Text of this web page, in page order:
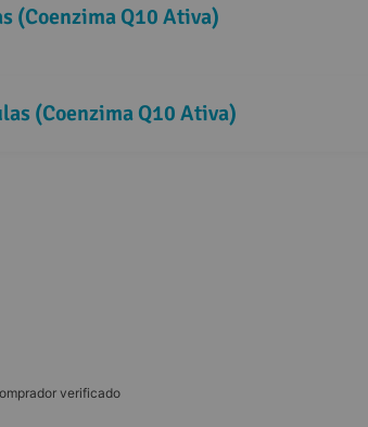
(Coenzima Q10 Ativa)
(Coenzima Q10 Ativa)
verificado